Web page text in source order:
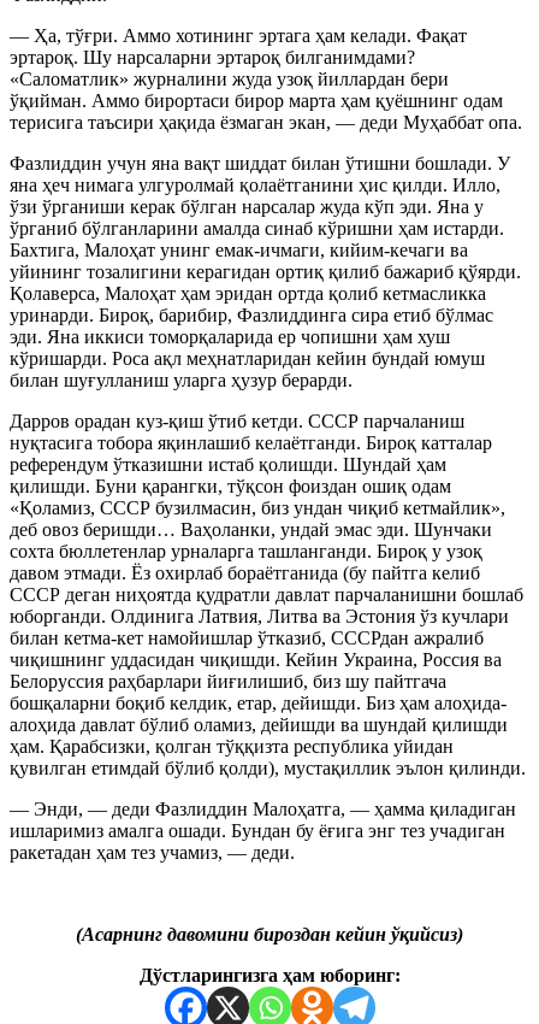
— Ҳа, тўғри. Аммо хотининг эртага ҳам келади. Фақат
эртароқ. Шу нарсаларни эртароқ билганимдами?
«Саломатлик» журналини жуда узоқ йиллардан бери
ўқийман. Аммо бирортаси бирор марта ҳам қуёшнинг одам
терисига таъсири ҳақида ёзмаган экан, — деди Муҳаббат опа.
Фазлиддин учун яна вақт шиддат билан ўтишни бошлади. У
яна ҳеч нимага улгуролмай қолаётганини ҳис қилди. Илло,
ўзи ўрганиши керак бўлган нарсалар жуда кўп эди. Яна у
ўрганиб бўлганларини амалда синаб кўришни ҳам истарди.
Бахтига, Малоҳат унинг емак-ичмаги, кийим-кечаги ва
уйининг тозалигини керагидан ортиқ қилиб бажариб қўярди.
Қолаверса, Малоҳат ҳам эридан ортда қолиб кетмасликка
уринарди. Бироқ, барибир, Фазлиддинга сира етиб бўлмас
эди. Яна иккиси томорқаларида ер чопишни ҳам хуш
кўришарди. Роса ақл меҳнатларидан кейин бундай юмуш
билан шуғулланиш уларга ҳузур берарди.
Дарров орадан куз-қиш ўтиб кетди. СССР парчаланиш
нуқтасига тобора яқинлашиб келаётганди. Бироқ катталар
референдум ўтказишни истаб қолишди. Шундай ҳам
қилишди. Буни қарангки, тўқсон фоиздан ошиқ одам
«Қоламиз, СССР бузилмасин, биз ундан чиқиб кетмайлик»,
деб овоз беришди… Ваҳоланки, ундай эмас эди. Шунчаки
сохта бюллетенлар урналарга ташланганди. Бироқ у узоқ
давом этмади. Ёз охирлаб бораётганида (бу пайтга келиб
СССР деган ниҳоятда қудратли давлат парчаланишни бошлаб
юборганди. Олдинига Латвия, Литва ва Эстония ўз кучлари
билан кетма-кет намойишлар ўтказиб, СССРдан ажралиб
чиқишнинг уддасидан чиқишди. Кейин Украина, Россия ва
Белоруссия раҳбарлари йиғилишиб, биз шу пайтгача
бошқаларни боқиб келдик, етар, дейишди. Биз ҳам алоҳида-
алоҳида давлат бўлиб оламиз, дейишди ва шундай қилишди
ҳам. Қарабсизки, қолган тўққизта республика уйидан
қувилган етимдай бўлиб қолди), мустақиллик эълон қилинди.
— Энди, — деди Фазлиддин Малоҳатга, — ҳамма қиладиган
ишларимиз амалга ошади. Бундан бу ёғига энг тез учадиган
ракетадан ҳам тез учамиз, — деди.
(Асарнинг давомини бироздан кейин ўқийсиз)
Дўстларингизга ҳам юборинг: